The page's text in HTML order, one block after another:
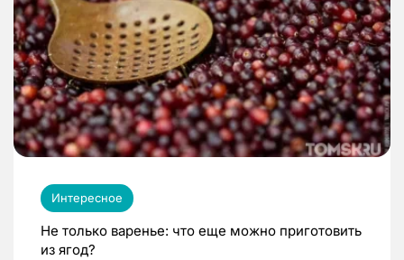
Интересное
Не только варенье: что еще можно приготовить
из ягод?